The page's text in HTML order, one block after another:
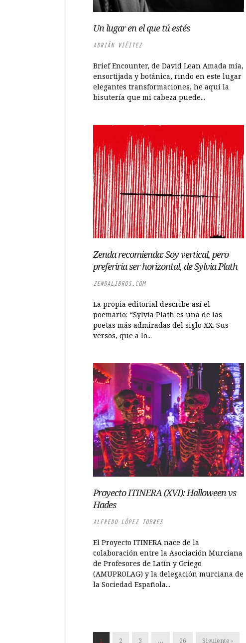
Un lugar en el que tú estés
ADRIÁN VIÉITEZ
Brief Encounter, de David Lean Amada mía,
ensortijada y botánica, rindo en este lugar
elegantes transformaciones, he aquí la
bisutería que mi cabeza puede...
Zenda recomienda: Soy vertical, pero
preferiría ser horizontal, de Sylvia Plath
ZENDALIBROS.COM
La propia editorial describe así el
poemario: “Sylvia Plath es una de las
poetas más admiradas del siglo XX. Sus
versos, que a lo...
Proyecto ITINERA (XVI): Halloween vs
Hades
ALFREDO LÓPEZ TORRES
El Proyecto ITINERA nace de la
colaboración entre la Asociación Murciana
de Profesores de Latín y Griego
(AMUPROLAG) y la delegación murciana de
la Sociedad Española...
1 2 3 … 26 Siguiente ›